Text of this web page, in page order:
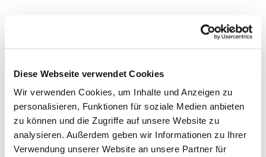
Diese Webseite verwendet Cookies
Wir verwenden Cookies, um Inhalte und Anzeigen zu
personalisieren, Funktionen für soziale Medien anbieten
zu können und die Zugriffe auf unsere Website zu
analysieren. Außerdem geben wir Informationen zu Ihrer
Verwendung unserer Website an unsere Partner für